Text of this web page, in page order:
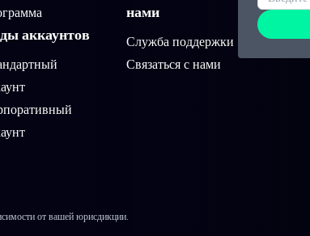
аккаунтов
нами
Служба поддержки
Связаться с нами
от вашей юрисдикции.